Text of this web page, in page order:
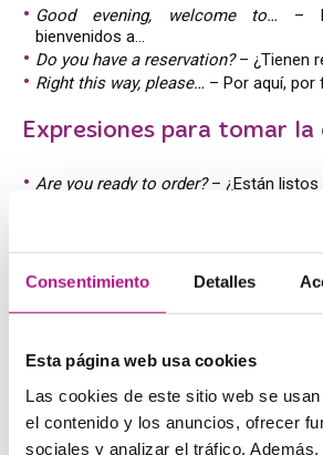
Consentimiento Detalles
Esta página web usa cookies
Las cookies de este sitio web se
el contenido y los anuncios, ofrecer
sociales y analizar el tráfico.
Good evening, welcome to… –
bienvenidos a…
Do you have a reservation?– ¿Tienen
Right this way, please… – Por aquí, por
Expresiones para tomar la
Are you ready to order?– ¿Están listos
– ¿Qué
– La especialidad
Have you decided?–¿Ha decidido?
Are you being served? –¿Le están
gracias.
course I’d like the fish pie.–Tomaré
de primero y el pastel de pescado de
favor.